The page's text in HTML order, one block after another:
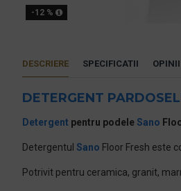
-12 %
DESCRIERE SPECIFICATII OPINII
DETERGENT
Detergent pentru podele Sano
Detergentul Sano Floor Fresh este
Potrivit pentru ceramica, granit,